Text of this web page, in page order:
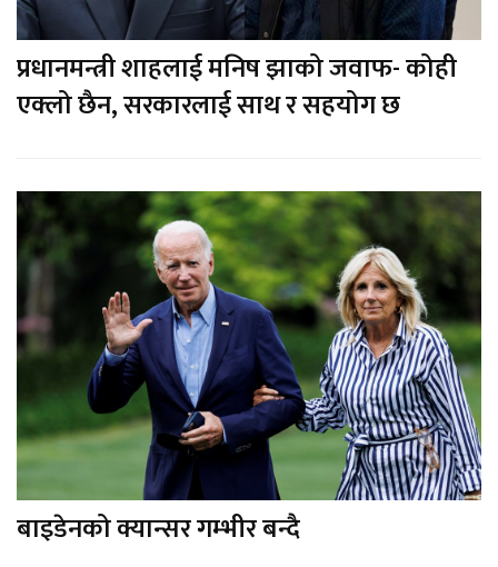
प्रधानमन्त्री शाहलाई मनिष झाको जवाफ- कोही
एक्लो छैन, सरकारलाई साथ र सहयोग छ
बाइडेनको क्यान्सर गम्भीर बन्दै